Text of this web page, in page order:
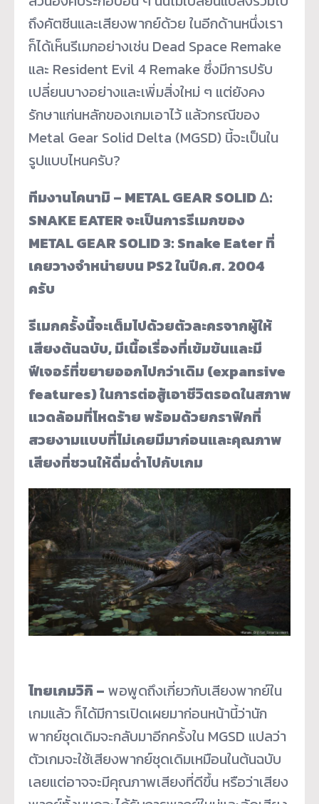
ถึงคัตซีนและเสียงพากย์ด้วย ในอีกด้านหนึ่งเรา
ก็ได้เห็นรีเมกอย่างเช่น Dead Space Remake
และ Resident Evil 4 Remake ซึ่งมีการปรับ
เปลี่ยนบางอย่างและเพิ่มสิ่งใหม่ ๆ แต่ยังคง
รักษาแก่นหลักของเกมเอาไว้ แล้วกรณีของ
Metal Gear Solid Delta (MGSD) นี้จะเป็นใน
รูปแบบไหนครับ?
ทีมงานโคนามิ – METAL GEAR SOLID Δ:
SNAKE EATER จะเป็นการรีเมกของ
METAL GEAR SOLID 3: Snake Eater ที่
เคยวางจำหน่ายบน PS2 ในปีค.ศ. 2004
ครับ
รีเมกครั้งนี้จะเต็มไปด้วยตัวละครจากผู้ให้
เสียงต้นฉบับ, มีเนื้อเรื่องที่เข้มข้นและมี
ฟีเจอร์ที่ขยายออกไปกว่าเดิม (expansive
features) ในการต่อสู้เอาชีวิตรอดในสภาพ
แวดล้อมที่โหดร้าย พร้อมด้วยกราฟิกที่
สวยงามแบบที่ไม่เคยมีมาก่อนและคุณภาพ
เสียงที่ชวนให้ดื่มด่ำไปกับเกม
ไทยเกมวิกิ – พอพูดถึงเกี่ยวกับเสียงพากย์ใน
เกมแล้ว ก็ได้มีการเปิดเผยมาก่อนหน้านี้ว่านัก
พากย์ชุดเดิมจะกลับมาอีกครั้งใน MGSD แปลว่า
ตัวเกมจะใช้เสียงพากย์ชุดเดิมเหมือนในต้นฉบับ
เลยแต่อาจจะมีคุณภาพเสียงที่ดีขึ้น หรือว่าเสียง